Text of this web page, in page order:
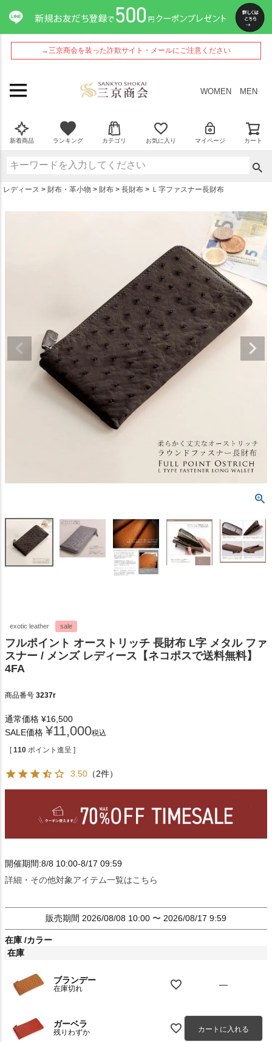
→三京商会を装った詐欺サイト・メールにご注意ください
WOMEN MEN
新着商品 ランキング カテゴリ お気に入り マイページ カート
レディース 財布・革小物 財布 長財布 Ｌ字ファスナー長財布
exotic leather sale
フルポイント オーストリッチ 長財布 L字 メタル ファ
スナー / メンズ レディース【ネコポスで送料無料】
4FA
商品番号 3237r
通常価格 ¥16,500
SALE価格 ¥11,000税込
[ 110 ポイント進呈 ]
3.50 （2件）
開催期間:8/8 10:00-8/17 09:59
詳細・その他対象アイテム一覧はこちら
販売期間 2026/08/08 10:00 〜 2026/08/17 9:59
在庫 カラー
在庫
ブランデー
在庫切れ —
ガーベラ
残りわずか カートに入れる
ペー
ジト
ップ
へ